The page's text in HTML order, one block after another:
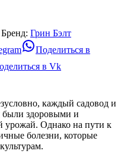
Бренд: Грин Бэлт
Поделиться в
в Vk
каждый садовод и
были здоровыми и
Однако на пути к
болезни, которые